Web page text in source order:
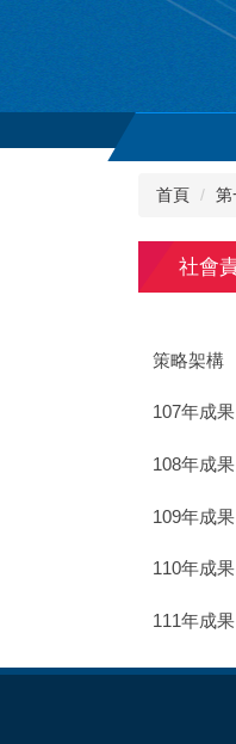
內
首頁 第
社會
策略架構
107年成果
108年成果
109年成果
110年成果
111年成果